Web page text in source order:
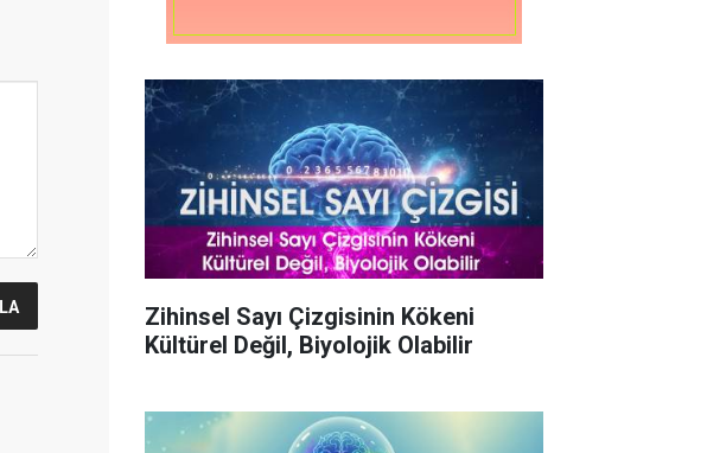
Zihinsel Sayı Çizgisinin Kökeni
Kültürel Değil, Biyolojik Olabilir